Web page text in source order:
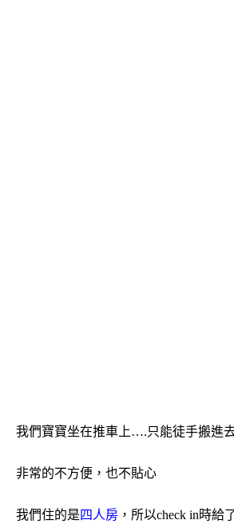
我們寶寶坐在推車上….只能徒手搬進
非常的不方便，也不貼心
我們住的是四人房 ，所以check in時